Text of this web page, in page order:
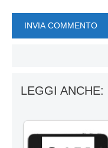
LEGGI ANCHE: